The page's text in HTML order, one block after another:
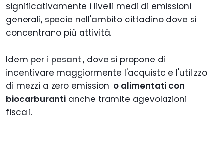
significativamente i livelli medi di emissioni
generali, specie nell'ambito cittadino dove si
concentrano più attività.
Idem per i pesanti, dove si propone di
incentivare maggiormente l'acquisto e l'utilizzo
di mezzi a zero emissioni o alimentati con
biocarburanti anche tramite agevolazioni
fiscali.